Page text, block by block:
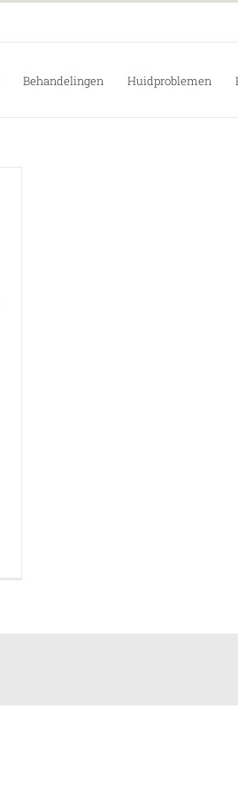
Behandelingen Huidproblemen